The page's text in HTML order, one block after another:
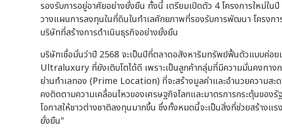
รองรับการอยู่อาศัยอย่างยั่งยืน ทั้งนี้ เตรียมเปิดตัว 4 โครงการใหม่ใน
วางแผนการลงทุนในที่ดินในทำเลศักยภาพที่รองรับการพัฒนา โครงก
บริษัทที่สร้างการดำเนินธุรกิจอย่างยั่งยืน
บริษัทเชื่อมั่นว่าปี 2568 จะเป็นปีที่ตลาดอสังหาริมทรัพย์ฟื้นตัวแบบค่อย
Ultraluxury ที่ยังเติบโตได้ดี เพราะเป็นลูกค้ากลุ่มที่มีความมั่นคงทาง
ย่านทำเลทอง (Prime Location) ที่จะสร้างมูลค่าและอำนวยความสะ
คงติดตามความเคลื่อนไหวของเศรษฐกิจโลกและมาตรการกระตุ้นของ
โอกาสให้ชาวต่างชาติลงทุนมากขึ้น ซึ่งทั้งหมดนี้จะเป็นสิ่งที่ช่วยสร้างแ
ยั่งยืน"